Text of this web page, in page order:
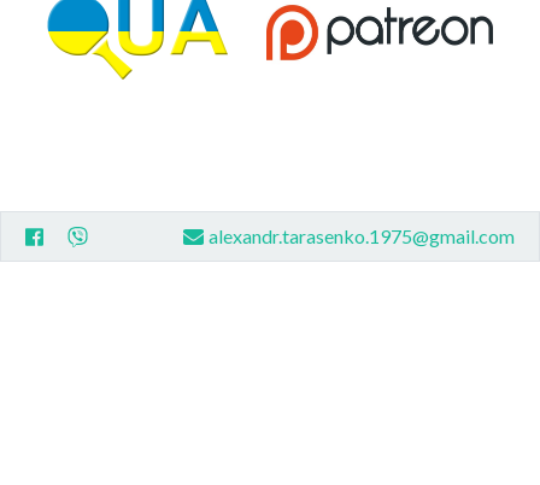
alexandr.tarasenko.1975@gmail.com